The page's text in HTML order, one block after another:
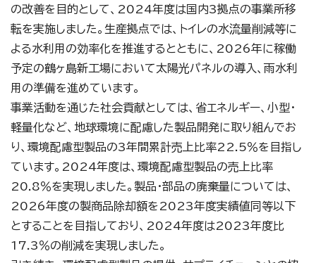
の改善を目的として、2024年度は国内3拠点の事業所移
転を実施しました。生産拠点では、トイレの水流量削減等に
よる水利用の効率化を推進するとともに、2026年に稼働
予定の鶴ヶ島新工場において太陽光パネルの導入、雨水利
用の準備を進めています。
事業活動を通じた社会貢献としては、省エネルギー、小型・
軽量化など、地球環境に配慮した製品開発に取り組んでお
り、環境配慮型製品の3年間累計売上比率22.5％を目指し
ています。2024年度は、環境配慮型製品の売上比率
20.8％を実現しました。製品・部品の廃棄量については、
2026年度の製商品除却額を2023年度実績値同等以下
とすることを目指しており、2024年度は2023年度比
17.3％の削減を実現しました。